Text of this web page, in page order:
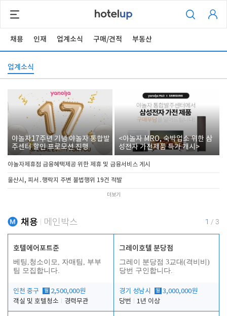
채용 인재 업계소식 구매/견적 부동산
업계소식
야놀자17주년 기념 야놀자 통합발
주센터 할인 프로모션 진행
<야놀자 MRO, 숙박업소 위한 삼
성전자 가전제품 특가 개시>
야놀자제휴점 금융혜택제공 위한 제휴 및 금융서비스 게시
울산시, 피서․행락지 주변 불법행위 19건 적발
더보기
채용 메인박스 1 / 3
호텔에어포트준
베팅,청소이모, 자매팀, 부부
팀 모집합니다.
인천 중구 월 2,500,000원
객실 및 호텔청소
경력무관
그레이호텔 분당점
그레이 분당점 3교대(격비비)
당번 구인합니다.
경기 성남시 월 3,000,000원
당번
1년 이상